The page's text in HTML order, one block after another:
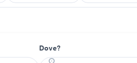
Dove?